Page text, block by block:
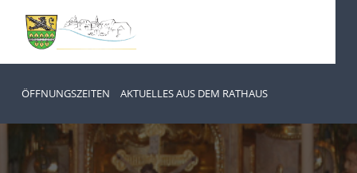
ÖFFNUNGSZEITEN AKTUELLES AUS DEM RATHAUS